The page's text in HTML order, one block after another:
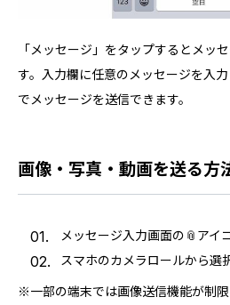
「メッセージ」をタップするとメッ
す。入力欄に任意のメッセージを入
でメッセージを送信できます。
画像・写真・動画を送る方
メッセージ入力画面の📎アイ
スマホのカメラロールから選
※一部の端末では画像送信機能が制